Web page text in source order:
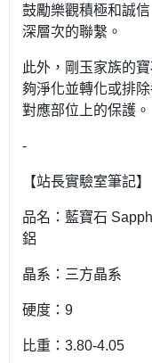
鼓勵樂觀積極和誠
深層次的聯繫。
此外，剛玉家族的
夠淨化並轉化或排
對應部位上的保護。
-
【站長實驗室筆記】
品名：藍寶石
鋁
晶系：三方晶系
硬度：9
比重：3.80-4.05